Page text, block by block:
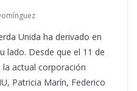
Unida ha derivado en
lado. Desde que el 11 de
actual corporación
Patricia Marín, Federico